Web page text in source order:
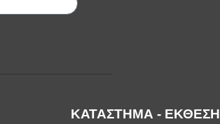
ΚΑΤΑΣΤΗΜΑ - ΕΚΘΕΣΗ